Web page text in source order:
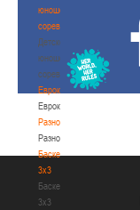
юношеские
соревнования
Детско-
юношеские
соревнования
Еврокубки
Еврокубки
Разное
Разное
Баскетбол
3х3
Баскетбол
3х3